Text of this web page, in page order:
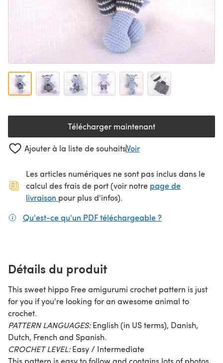
Télécharger maintenant(s'ouvre dans un nouvel
Ajouter à la liste de souhaitsVoir
Les articles numériques ne sont pas inclus dans le
calcul des frais de port (voir notre page de
livraison (s'ouvre dans un nouvel onglet)
pour plus d'infos).
Qu'est-ce qu'un PDF téléchargeable ?
Détails du produit
This sweet hippo Free amigurumi crochet pattern is just
for you if you're looking for an awesome animal to
crochet.
PATTERN LANGUAGES:English (in US terms), Danish,
Dutch, French and Spanish.
CROCHET LEVEL:Easy / Intermediate
This pattern is easy to follow and contains lots of photos